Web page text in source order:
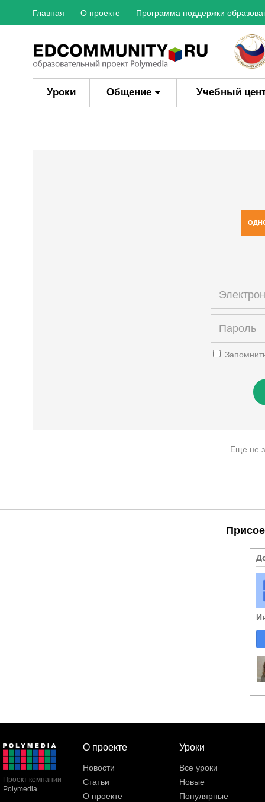
Главная О проекте Программа поддержки
Уроки Общение Учебный
Еще не
Проект компании
Polymedia
О проекте
Новости
Статьи
О проекте
Уроки
Все уроки
Новые
Популярные